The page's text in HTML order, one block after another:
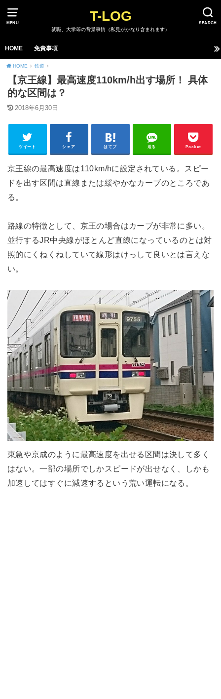
MENU SEARCH
T-LOG
就職、大学等の背景事情（私見がかなり含まれます）
HOME 免責事項
HOME 鉄道
【京王線】最高速度110km/h出す場所！ 具体
的な区間は？
2018年6月30日
ツイート シェア はてブ 送る Pocket
京王線の最高速度は110km/hに設定されている。スピー
ドを出す区間は直線または緩やかなカーブのところであ
る。
路線の特徴として、京王の場合はカーブが非常に多い。
並行するJR中央線がほとんど直線になっているのとは対
照的にくねくねしていて線形はけっして良いとは言えな
い。
東急や京成のように最高速度を出せる区間は決して多く
はない。一部の場所でしかスピードが出せなく、しかも
加速してはすぐに減速するという荒い運転になる。